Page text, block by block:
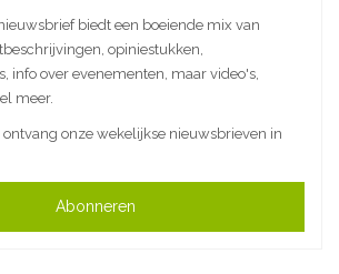
biedt een boeiende mix van
opiniestukken,
info over evenementen, maar video's,
meer.
ontvang onze wekelijkse nieuwsbrieven in
Abonneren